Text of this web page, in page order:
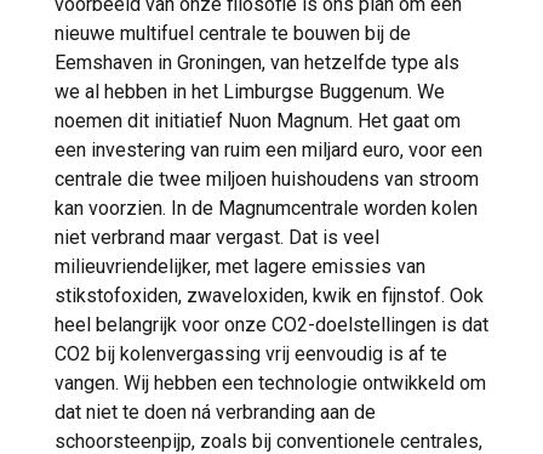
nieuwe multifuel centrale te bouwen bij de
Eemshaven in Groningen, van hetzelfde type als
we al hebben in het Limburgse Buggenum. We
noemen dit initiatief Nuon Magnum. Het gaat om
een investering van ruim een miljard euro, voor een
centrale die twee miljoen huishoudens van stroom
kan voorzien. In de Magnumcentrale worden kolen
niet verbrand maar vergast. Dat is veel
milieuvriendelijker, met lagere emissies van
stikstofoxiden, zwaveloxiden, kwik en fijnstof. Ook
heel belangrijk voor onze CO2-doelstellingen is dat
CO2 bij kolenvergassing vrij eenvoudig is af te
vangen. Wij hebben een technologie ontwikkeld om
dat niet te doen ná verbranding aan de
schoorsteenpijp, zoals bij conventionele centrales,